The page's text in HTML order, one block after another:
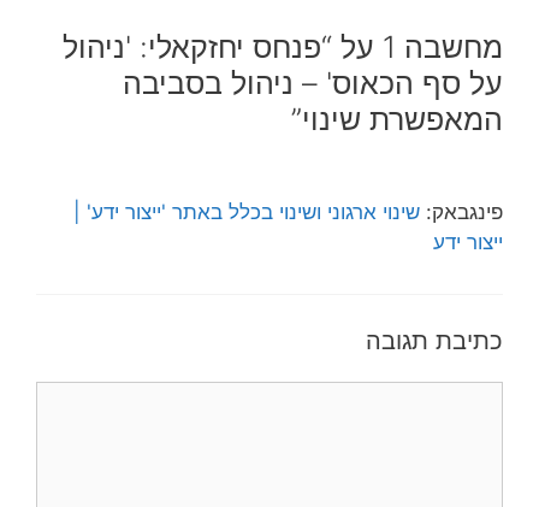
מחשבה 1 על “פנחס יחזקאלי: 'ניהול
על סף הכאוס' – ניהול בסביבה
המאפשרת שינוי”
פינגבאק: שינוי ארגוני ושינוי בכלל באתר 'ייצור ידע' |
ייצור ידע
כתיבת תגובה